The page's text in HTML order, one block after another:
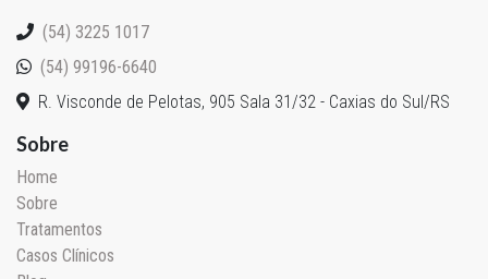
(54) 3225 1017
(54) 99196-6640
R. Visconde de Pelotas, 905 Sala 31/32 - Caxias do Sul/RS
Sobre
Home
Sobre
Tratamentos
Casos Clínicos